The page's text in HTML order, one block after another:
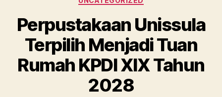
Perpustakaan Unissula
Terpilih Menjadi Tuan
Rumah KPDI XIX Tahun
2028